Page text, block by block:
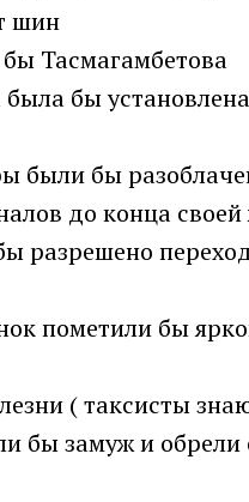
шин
Тасмагамбетова
бы
были бы
до конца
разрешено
пометили бы
( таксисты
бы замуж и обрели